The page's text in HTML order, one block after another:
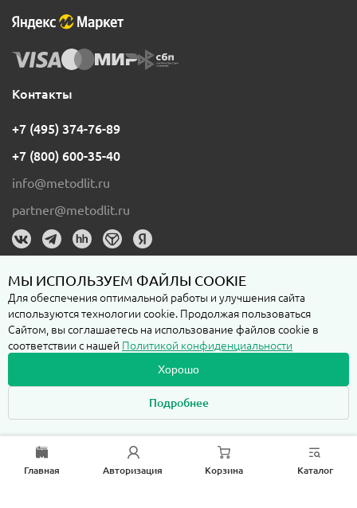
Главная Авторизация Корзина Каталог
Контакты
+7 (495) 374-76-89
+7 (800) 600-35-40
info@metodlit.ru
partner@metodlit.ru
Пользовательское соглашение
Политика конфиденциальности
Любая информация на сайте metodlit.ru, включая стоимость, наличие
товара, не является публичной офертой, ее искажение не влечет
Любые покупки товара, представленного на сайте возможны только в
рамках акцепта
Пользовательского соглашения
МЫ ИСПОЛЬЗУЕМ ФАЙЛЫ COOKIE
Для обеспечения оптимальной работы и улучшения сайта
используются технологии cookie. Продолжая пользоваться
Сайтом, вы соглашаетесь на использование файлов cookie в
соответствии с нашей Политикой конфиденциальности
Хорошо
Подробнее